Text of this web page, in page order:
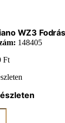
WZ3
148405
Ft